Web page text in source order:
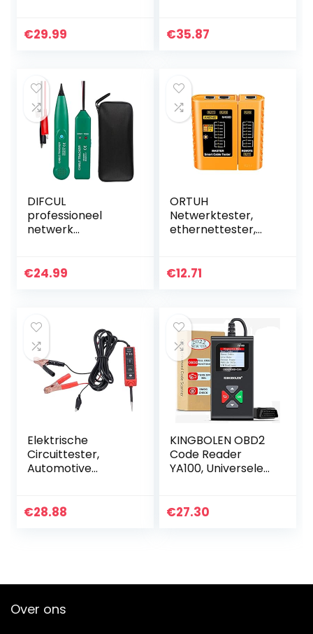
stroomleiding,
€29.99
kortsluitingzoeker
€35.87
DIFCUL
professioneel
netwerk
breuk slijpen fout
€24.99
ORTUH
Netwerktester,
ethernettester,
kabeltester,
€12.71
Elektrische
Circuittester,
Automotive
Circuittester, 6-
€28.88
KINGBOLEN OBD2
Code Reader
YA100, Universele
Code Reader &
€27.30
Over ons